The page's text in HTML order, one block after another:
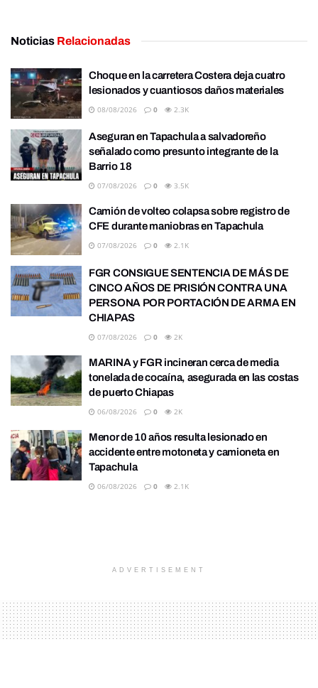
Noticias Relacionadas
Choque en la carretera Costera deja cuatro
lesionados y cuantiosos daños materiales
08/08/2026 0 2.3K
Aseguran en Tapachula a salvadoreño
señalado como presunto integrante de la
Barrio 18
07/08/2026 0 3.5K
Camión de volteo colapsa sobre registro de
CFE durante maniobras en Tapachula
07/08/2026 0 2.1K
FGR CONSIGUE SENTENCIA DE MÁS DE
CINCO AÑOS DE PRISIÓN CONTRA UNA
PERSONA POR PORTACIÓN DE ARMA EN
CHIAPAS
07/08/2026 0 2K
MARINA y FGR incineran cerca de media
tonelada de cocaína, asegurada en las costas
de puerto Chiapas
06/08/2026 0 2K
Menor de 10 años resulta lesionado en
accidente entre motoneta y camioneta en
Tapachula
06/08/2026 0 2.1K
ADVERTISEMENT